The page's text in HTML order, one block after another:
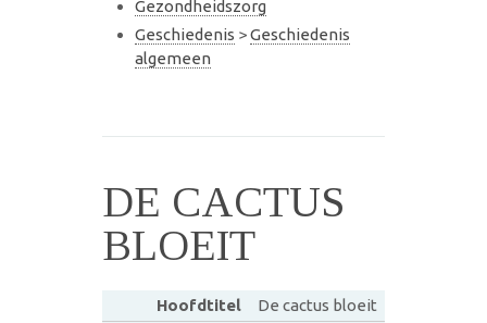
Gezondheidszorg
Geschiedenis >Geschiedenis
algemeen
DE CACTUS
BLOEIT
Hoofdtitel De cactus bloeit